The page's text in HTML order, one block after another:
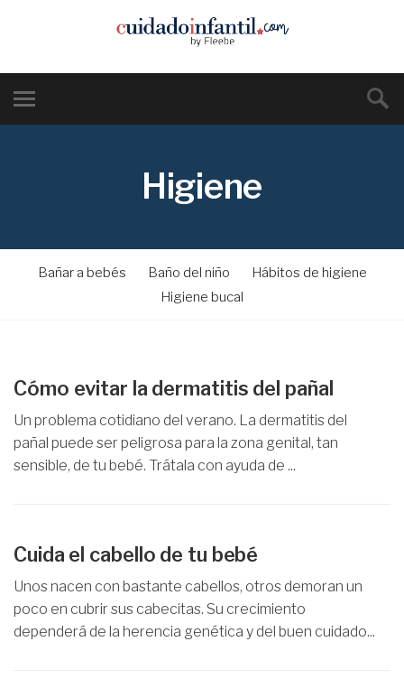
Higiene
Bañar a bebés Baño del niño
Hábitos de higiene
Higiene bucal
Cómo evitar la dermatitis del pañal
Un problema cotidiano del verano. La dermatitis del
pañal puede ser peligrosa para la zona genital, tan
sensible, de tu bebé. Trátala con ayuda de ...
Cuida el cabello de tu bebé
Unos nacen con bastante cabellos, otros demoran un
poco en cubrir sus cabecitas. Su crecimiento
dependerá de la herencia genética y del buen cuidado...